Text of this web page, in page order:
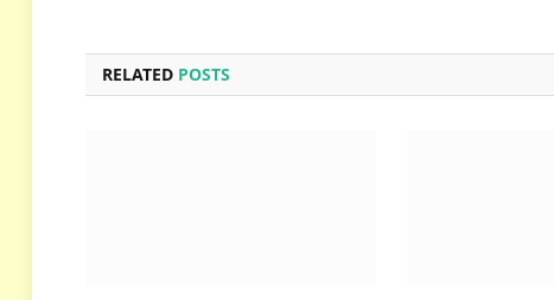
RELATED POSTS